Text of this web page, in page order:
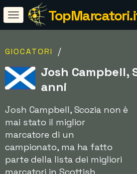
GIOCATORI /
Josh Campbell,
anni
Josh Campbell, Scozia non è
mai stato il miglior
marcatore di un
campionato, ma ha fatto
parte della lista dei migliori